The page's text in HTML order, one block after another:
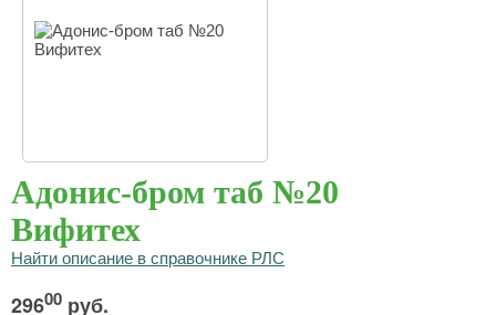
Адонис-бром таб №20
Вифитех
Найти описание в справочнике РЛС
29600 руб.